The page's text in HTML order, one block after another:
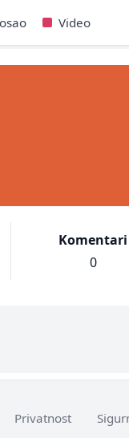
Video
Komentari
0
Privatnost